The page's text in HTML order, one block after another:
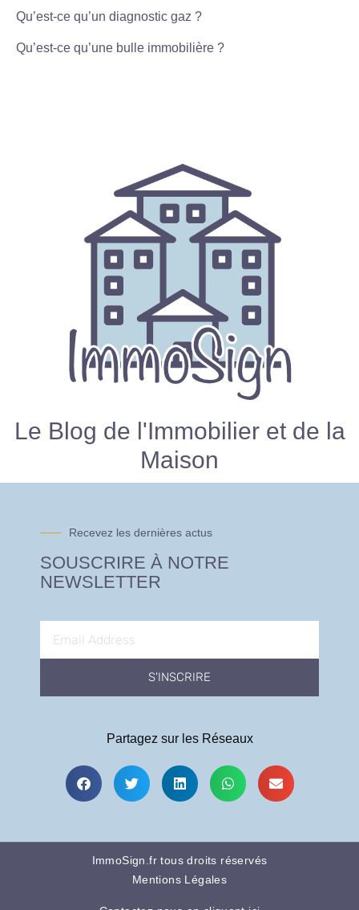
Qu’est-ce qu’un diagnostic gaz ?
Qu’est-ce qu’une bulle immobilière ?
Le Blog de l'Immobilier et de la
Maison
Recevez les dernières actus
SOUSCRIRE À NOTRE
NEWSLETTER
S'INSCRIRE
Partagez sur les Réseaux
ImmoSign.fr tous droits réservés
Mentions Légales